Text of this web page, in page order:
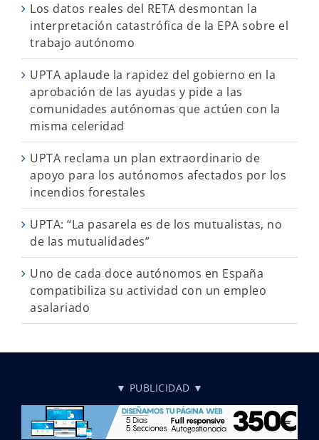
Los datos reales del RETA desmontan la
interpretación catastrófica de la EPA sobre el
trabajo autónomo
UPTA aplaude la rapidez del gobierno en la
aprobación de las ayudas y pide a las
comunidades autónomas que actúen con la
misma celeridad
UPTA reclama un plan extraordinario de
apoyo para los autónomos afectados por los
incendios forestales
UPTA: “La pasarela es de los mutualistas, no
de las mutualidades”
Uno de cada doce autónomos en España
compatibiliza su actividad con un empleo
asalariado
▼ PUBLICIDAD ▼